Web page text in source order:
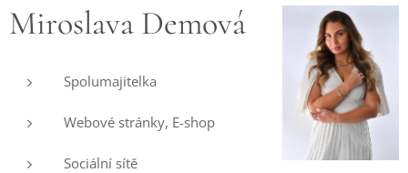
Miroslava Demová
Spolumajitelka
Webové stránky, E-shop
Sociální sítě